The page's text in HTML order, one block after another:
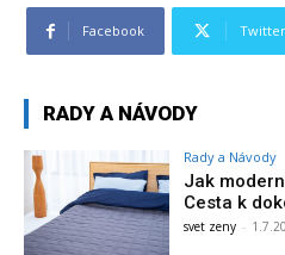
Facebook Twitter
RADY A NÁVODY
Rady a Návody
Jak
Cesta k
svet zeny -